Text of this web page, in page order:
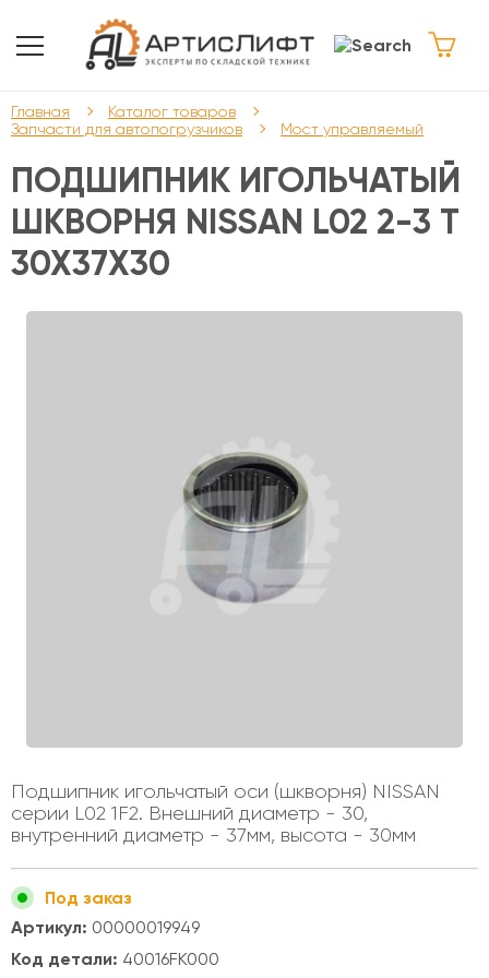
Главная
Каталог товаров
Запчасти для автопогрузчиков
Мост управляемый
ПОДШИПНИК ИГОЛЬЧАТЫЙ
ШКВОРНЯ NISSAN L02 2-3 T
30X37X30
Подшипник игольчатый оси (шкворня) NISSAN
серии L02 1F2. Внешний диаметр - 30,
внутренний диаметр - 37мм, высота - 30мм
Под заказ
Артикул: 00000019949
Код детали: 40016FK000